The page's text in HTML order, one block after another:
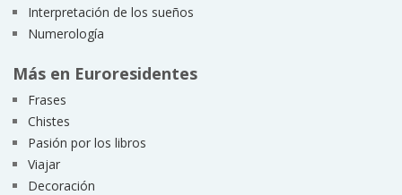
Interpretación de los sueños
Numerología
Más en Euroresidentes
Frases
Chistes
Pasión por los libros
Viajar
Decoración